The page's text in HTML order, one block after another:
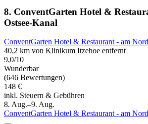
8. ConventGarten Hotel &
Ostsee-Kanal
ConventGarten Hotel & Restaurant - am
40,2 km von Klinikum Itzehoe entfernt
9,0/10
Wunderbar
(646 Bewertungen)
148 €
inkl. Steuern & Gebühren
8. Aug.–9. Aug.
ConventGarten Hotel & Restaurant - am